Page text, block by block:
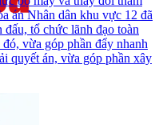
án Nhân dân khu vực 12 đã
tổ chức lãnh đạo toàn
vừa góp phần đẩy nhanh
quyết án, vừa góp phần xây